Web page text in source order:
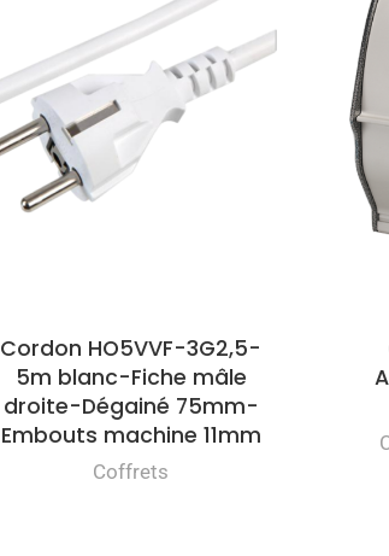
Cordon HO5VVF-3G2,5-
5m blanc-Fiche mâle
droite-Dégainé 75mm-
Embouts machine 11mm
Coffrets